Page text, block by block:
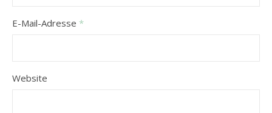
E-Mail-Adresse *
Website